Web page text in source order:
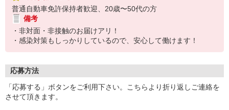
普通自動車免許保持者歓迎、20歳〜50代の方
備考
・非対面・非接触のお届けアリ！
・感染対策もしっかりしているので、安心して働けます！
応募方法
「応募する」ボタンをご利用下さい。こちらより折り返しご連絡を
させて頂きます。